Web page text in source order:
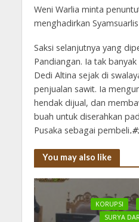
Weni Warlia minta
menghadirkan
Saksi selanjutnya yang
Pandiangan. Ia tak
Dedi Altina sejak di
penjualan sawit. Ia
hendak dijual, dan
buah untuk diserahkan
Pusaka sebagai pembeli
You may also like
KORUPSI
SURYA